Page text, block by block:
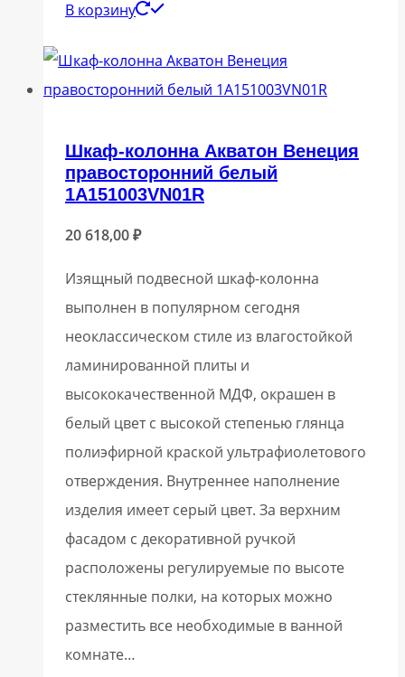
В корзину
Шкаф-колонна Акватон Венеция
правосторонний белый
1A151003VN01R
20 618,00₽
Изящный подвесной шкаф-колонна
выполнен в популярном сегодня
неоклассическом стиле из влагостойкой
ламинированной плиты и
высококачественной МДФ, окрашен в
белый цвет с высокой степенью глянца
полиэфирной краской ультрафиолетового
отверждения. Внутреннее наполнение
изделия имеет серый цвет. За верхним
фасадом с декоративной ручкой
расположены регулируемые по высоте
стеклянные полки, на которых можно
разместить все необходимые в ванной
комнате…